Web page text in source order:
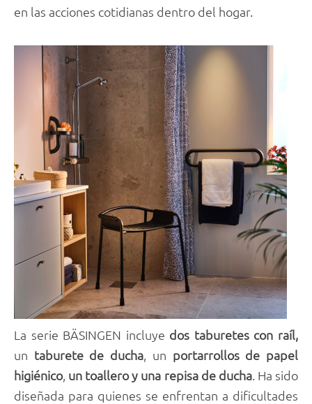
en las acciones cotidianas dentro del hogar.
La serie BÄSINGEN incluye dos taburetes con raíl,
un taburete de ducha, un portarrollos de papel
higiénico, un toallero y una repisa de ducha. Ha sido
diseñada para quienes se enfrentan a dificultades